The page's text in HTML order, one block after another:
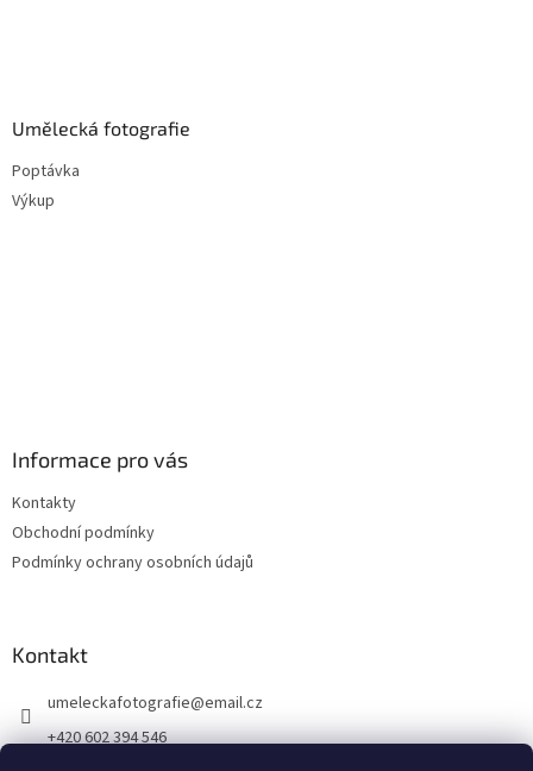
Umělecká fotografie
Poptávka
Výkup
Informace pro vás
Kontakty
Obchodní podmínky
Podmínky ochrany osobních údajů
Kontakt
umeleckafotografie@email.cz
+420 602 394 546